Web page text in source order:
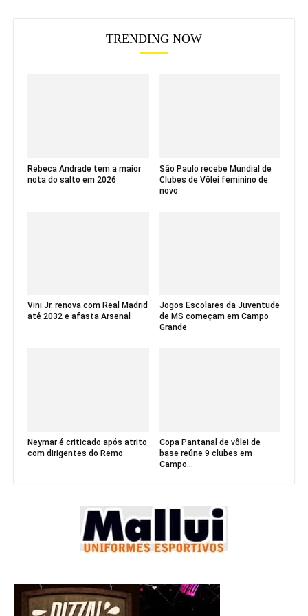
TRENDING NOW
Rebeca Andrade tem a maior
nota do salto em 2026
São Paulo recebe Mundial de
Clubes de Vôlei feminino de
novo
Vini Jr. renova com Real Madrid
até 2032 e afasta Arsenal
Jogos Escolares da Juventude
de MS começam em Campo
Grande
Neymar é criticado após atrito
com dirigentes do Remo
Copa Pantanal de vôlei de
base reúne 9 clubes em
Campo...